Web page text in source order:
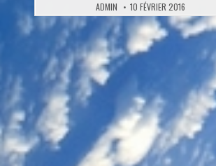
ADMIN 10 FÉVRIER 2016